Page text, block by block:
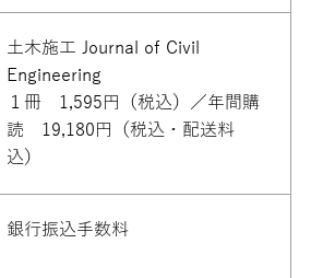
土木施工 Journal of Civil
Engineering
１冊 1,595円（税込）／年間購
読 19,180円（税込・配送料
込）
銀行振込手数料